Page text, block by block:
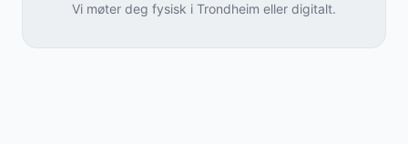
Vi møter deg fysisk i Trondheim eller digitalt.